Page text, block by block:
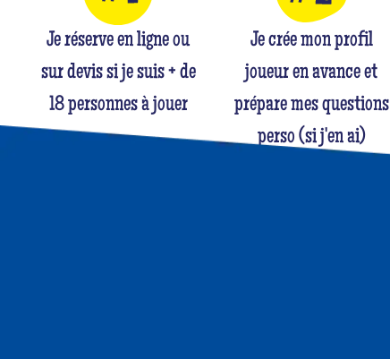
Je réserve en ligne ou
sur devis si je suis + de
18 personnes à jouer
Je crée mon profil
joueur en avance et
prépare mes questions
perso (si j'en ai)